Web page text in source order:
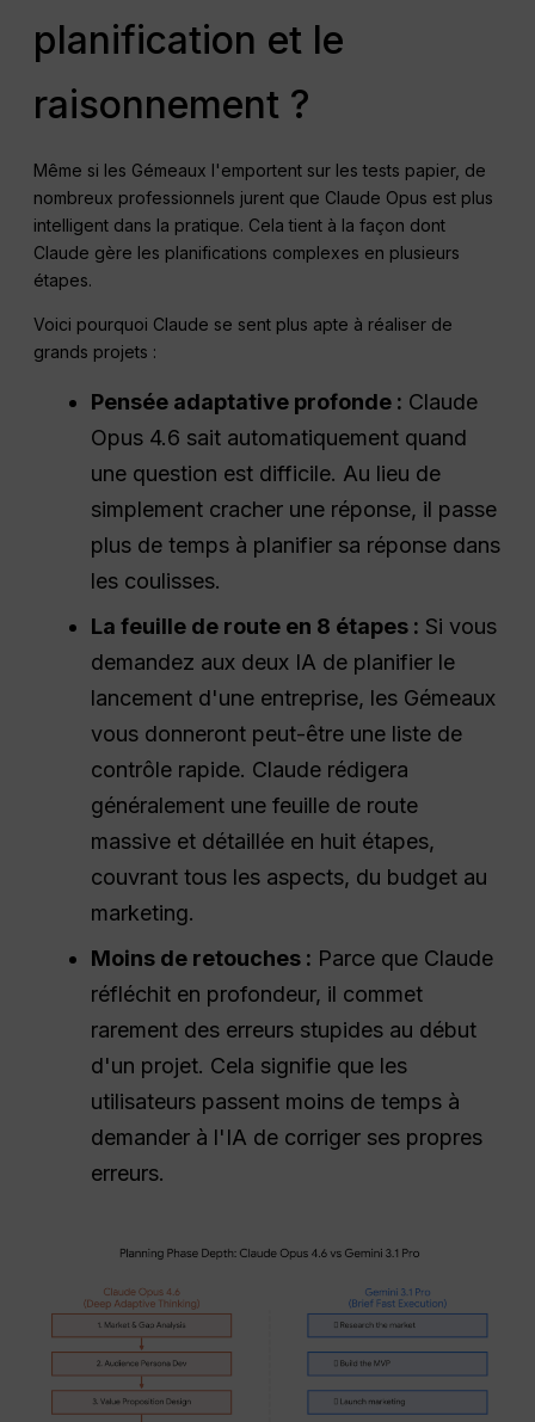
planification et le
raisonnement ?
Même si les Gémeaux l'emportent sur les tests papier, de
nombreux professionnels jurent que Claude Opus est plus
intelligent dans la pratique. Cela tient à la façon dont
Claude gère les planifications complexes en plusieurs
étapes.
Voici pourquoi Claude se sent plus apte à réaliser de
grands projets :
Pensée adaptative profonde : Claude
Opus 4.6 sait automatiquement quand
une question est difficile. Au lieu de
simplement cracher une réponse, il passe
plus de temps à planifier sa réponse dans
les coulisses.
La feuille de route en 8 étapes : Si vous
demandez aux deux IA de planifier le
lancement d'une entreprise, les Gémeaux
vous donneront peut-être une liste de
contrôle rapide. Claude rédigera
généralement une feuille de route
massive et détaillée en huit étapes,
couvrant tous les aspects, du budget au
marketing.
Moins de retouches : Parce que Claude
réfléchit en profondeur, il commet
rarement des erreurs stupides au début
d'un projet. Cela signifie que les
utilisateurs passent moins de temps à
demander à l'IA de corriger ses propres
erreurs.